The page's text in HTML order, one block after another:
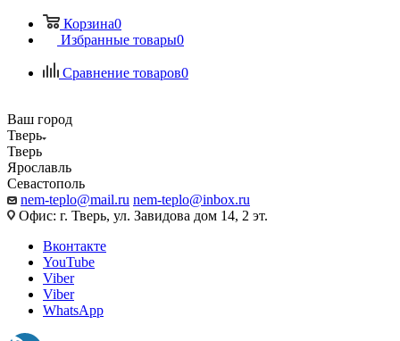
Корзина0
Избранные товары0
Сравнение товаров0
Ваш город
Тверь
Тверь
Ярославль
Севастополь
nem-teplo@mail.ru nem-teplo@inbox.ru
Офис: г. Тверь, ул. Завидова дом 14, 2 эт.
Вконтакте
YouTube
Viber
Viber
WhatsApp